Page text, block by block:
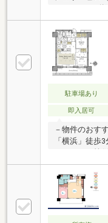
ービス◆各階
ステム・直接
採用共用部分
ランスガーデ
ッズスペース
スペース）・
ットネスルー
レイス◆39階
駐車場あり
即入居可
－物件のおす
「横浜」徒歩
震や風の揺れ
ディスポーザ
(細則有)・多
有(一部有料)▼
室乾燥機・オ